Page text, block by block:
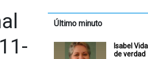
Último minuto
Isabel
de verdad